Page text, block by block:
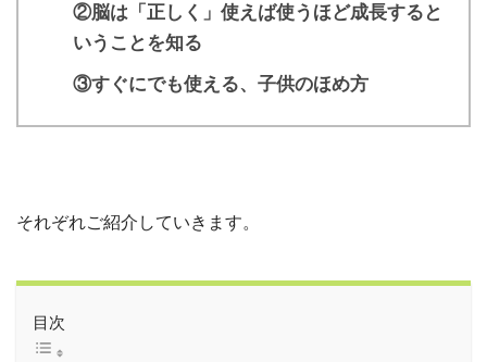
②脳は「正しく」使えば使うほど成長すると
いうことを知る
③すぐにでも使える、子供のほめ方
それぞれご紹介していきます。
目次